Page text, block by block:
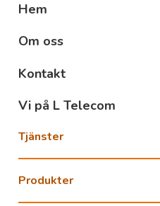
Hem
Om oss
Kontakt
Vi på L Telecom
Tjänster
Produkter